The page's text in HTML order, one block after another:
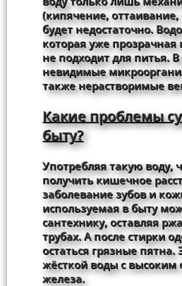
(кипячение,
будет недостаточно.
которая уже
не подходит для питья.
невидимые
также нерастворимые
Какие проблемы
быту?
Употребляя такую воду,
получить кишечное
заболевание зубов и
используемая в быту
сантехнику, оставляя
трубах. А после стирки
остаться грязные пятна.
жёсткой воды с высоким
железа.